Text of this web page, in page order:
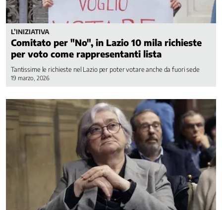
L’INIZIATIVA
Comitato per "No", in Lazio 10 mila richieste
per voto come rappresentanti lista
Tantissime le richieste nel Lazio per poter votare anche da fuori sede
19 marzo, 2026